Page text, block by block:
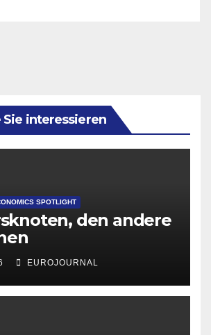
Sie interessieren
SPOTLIGHT
den andere
EUROJOURNAL